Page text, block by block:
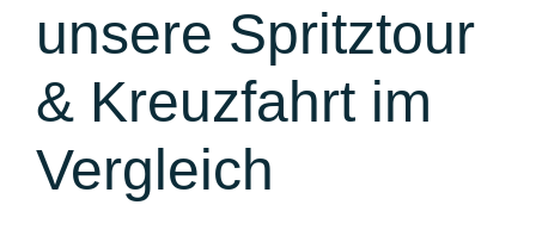
unsere Spritztour
& Kreuzfahrt im
Vergleich